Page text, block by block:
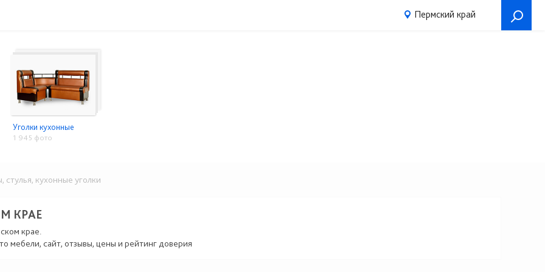
Пермский край
Уголки кухонные
1 945 фото
кухонные уголки
КРАЕ
крае.
мебели, сайт, отзывы, цены и рейтинг доверия